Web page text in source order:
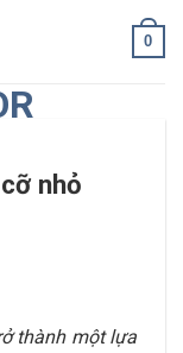
0
nhỏ
thành một lựa